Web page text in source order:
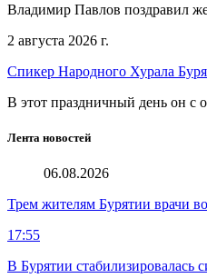
Владимир Павлов поздравил
2 августа 2026 г.
Спикер Народного Хурала
В этот праздничный день он с
Лента новостей
06.08.2026
Трем жителям Бурятии врачи
17:55
В Бурятии стабилизировалась